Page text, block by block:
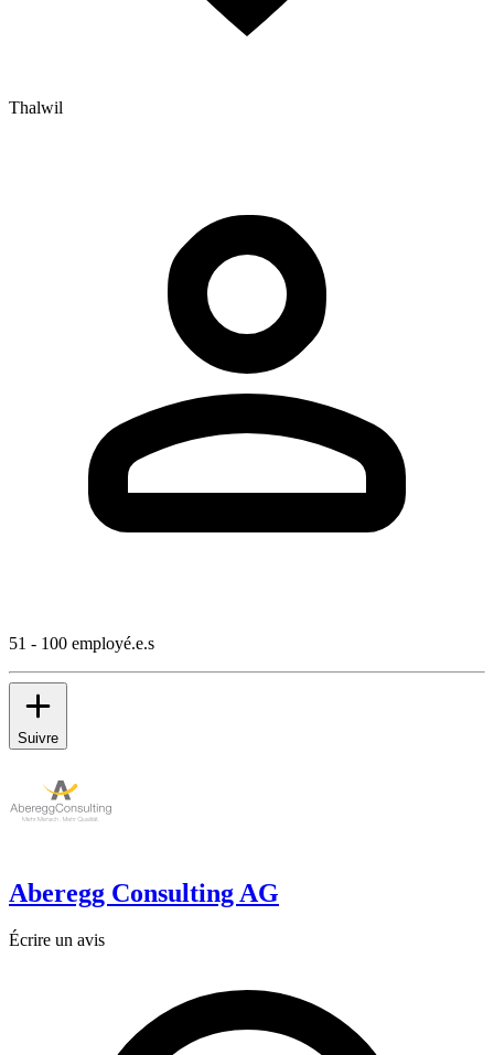
Thalwil
51 - 100 employé.e.s
Suivre
Aberegg Consulting AG
Écrire un avis